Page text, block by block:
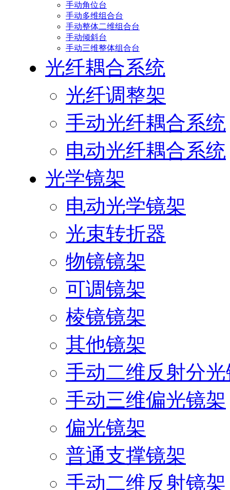
手动角位台
手动多维组合台
手动整体二维组合台
手动倾斜台
手动三维整体组合台
光纤耦合系统
光纤调整架
手动光纤耦合系统
电动光纤耦合系统
光学镜架
电动光学镜架
光束转折器
物镜镜架
可调镜架
棱镜镜架
其他镜架
手动二维反射分
手动三维偏光镜架
偏光镜架
普通支撑镜架
手动二维反射镜架